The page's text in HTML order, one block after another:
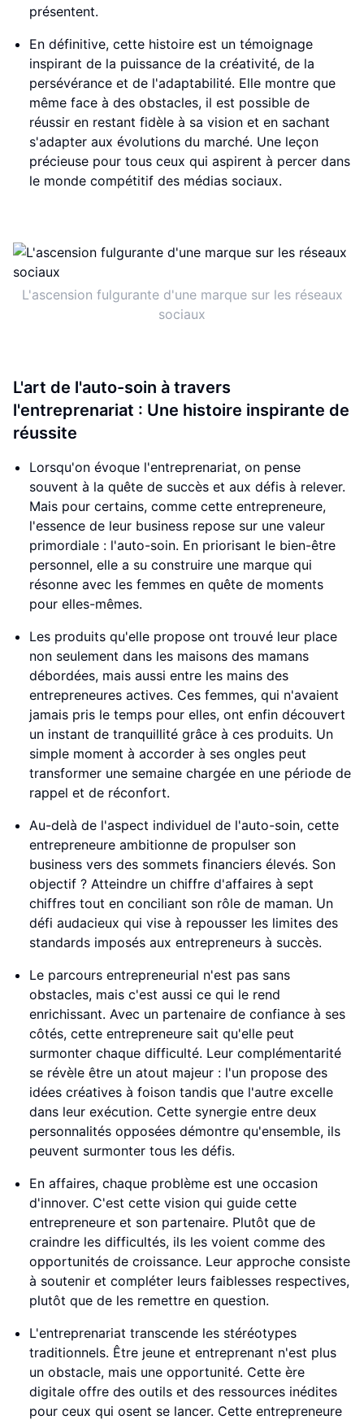
présentent.
En définitive, cette histoire est un témoignage
inspirant de la puissance de la créativité, de la
persévérance et de l'adaptabilité. Elle montre que
même face à des obstacles, il est possible de
réussir en restant fidèle à sa vision et en sachant
s'adapter aux évolutions du marché. Une leçon
précieuse pour tous ceux qui aspirent à percer dans
le monde compétitif des médias sociaux.
L'ascension fulgurante d'une marque sur les réseaux
sociaux
L'art de l'auto-soin à travers
l'entreprenariat : Une histoire inspirante de
réussite
Lorsqu'on évoque l'entreprenariat, on pense
souvent à la quête de succès et aux défis à relever.
Mais pour certains, comme cette entrepreneure,
l'essence de leur business repose sur une valeur
primordiale : l'auto-soin. En priorisant le bien-être
personnel, elle a su construire une marque qui
résonne avec les femmes en quête de moments
pour elles-mêmes.
Les produits qu'elle propose ont trouvé leur place
non seulement dans les maisons des mamans
débordées, mais aussi entre les mains des
entrepreneures actives. Ces femmes, qui n'avaient
jamais pris le temps pour elles, ont enfin découvert
un instant de tranquillité grâce à ces produits. Un
simple moment à accorder à ses ongles peut
transformer une semaine chargée en une période de
rappel et de réconfort.
Au-delà de l'aspect individuel de l'auto-soin, cette
entrepreneure ambitionne de propulser son
business vers des sommets financiers élevés. Son
objectif ? Atteindre un chiffre d'affaires à sept
chiffres tout en conciliant son rôle de maman. Un
défi audacieux qui vise à repousser les limites des
standards imposés aux entrepreneurs à succès.
Le parcours entrepreneurial n'est pas sans
obstacles, mais c'est aussi ce qui le rend
enrichissant. Avec un partenaire de confiance à ses
côtés, cette entrepreneure sait qu'elle peut
surmonter chaque difficulté. Leur complémentarité
se révèle être un atout majeur : l'un propose des
idées créatives à foison tandis que l'autre excelle
dans leur exécution. Cette synergie entre deux
personnalités opposées démontre qu'ensemble, ils
peuvent surmonter tous les défis.
En affaires, chaque problème est une occasion
d'innover. C'est cette vision qui guide cette
entrepreneure et son partenaire. Plutôt que de
craindre les difficultés, ils les voient comme des
opportunités de croissance. Leur approche consiste
à soutenir et compléter leurs faiblesses respectives,
plutôt que de les remettre en question.
L'entreprenariat transcende les stéréotypes
traditionnels. Être jeune et entreprenant n'est plus
un obstacle, mais une opportunité. Cette ère
digitale offre des outils et des ressources inédites
pour ceux qui osent se lancer. Cette entrepreneure